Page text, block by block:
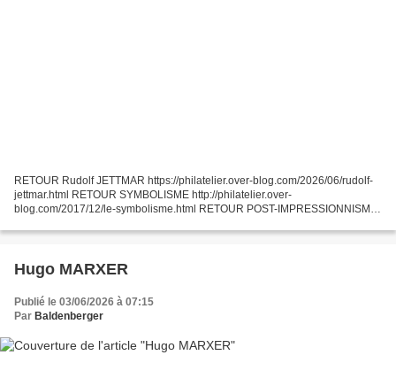
RETOUR Rudolf JETTMAR https://philatelier.over-blog.com/2026/06/rudolf-
jettmar.html RETOUR SYMBOLISME http://philatelier.over-
blog.com/2017/12/le-symbolisme.html RETOUR POST-IMPRESSIONNISME
Hugo MARXER
Publié le 03/06/2026 à 07:15
Par Baldenberger